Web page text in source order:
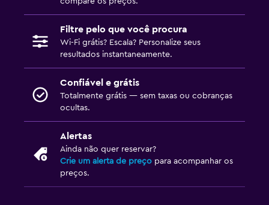
Filtre pelo que você procura
Wi-Fi grátis? Escala? Personalize seus
resultados instantaneamente.
Confiável e grátis
Totalmente grátis — sem taxas ou cobranças
ocultas.
Alertas
Ainda não quer reservar?
Crie um alerta de preço para acompanhar os
preços.